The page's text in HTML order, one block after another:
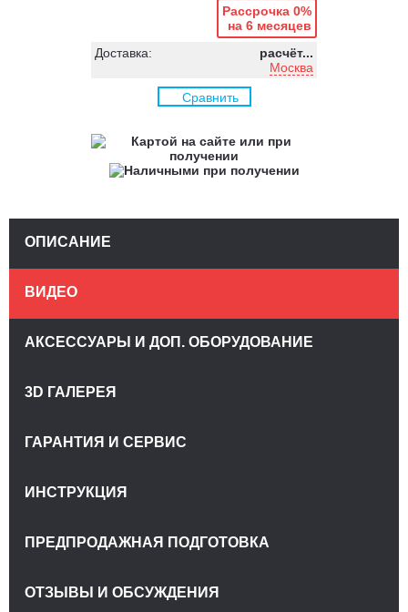
Рассрочка 0%
на 6 месяцев
Доставка:
расчёт...
Москва
Сравнить
ОПИСАНИЕ
ВИДЕО
АКСЕССУАРЫ И ДОП. ОБОРУДОВАНИЕ
3D ГАЛЕРЕЯ
ГАРАНТИЯ И СЕРВИС
ИНСТРУКЦИЯ
ПРЕДПРОДАЖНАЯ ПОДГОТОВКА
ОТЗЫВЫ И ОБСУЖДЕНИЯ